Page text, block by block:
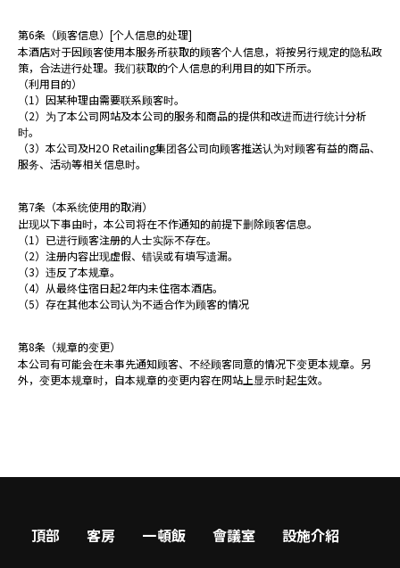
第6条（顾客信息）[个人信息的处理]
本酒店对于因顾客使用本服务所获取的顾客个人信息，将按另行规定的隐私政
策，合法进行处理。我们获取的个人信息的利用目的如下所示。
（利用目的）
（1）因某种理由需要联系顾客时。
（2）为了本公司网站及本公司的服务和商品的提供和改进而进行统计分析
时。
（3）本公司及H2O Retailing集团各公司向顾客推送认为对顾客有益的商品、
服务、活动等相关信息时。
第7条（本系统使用的取消）
出现以下事由时，本公司将在不作通知的前提下删除顾客信息。
（1）已进行顾客注册的人士实际不存在。
（2）注册内容出现虚假、错误或有填写遗漏。
（3）违反了本规章。
（4）从最终住宿日起2年内未住宿本酒店。
（5）存在其他本公司认为不适合作为顾客的情况
第8条（规章的变更）
本公司有可能会在未事先通知顾客、不经顾客同意的情况下变更本规章。另
外，变更本规章时，自本规章的变更内容在网站上显示时起生效。
頂部 客房 一頓飯 會議室 設施介紹